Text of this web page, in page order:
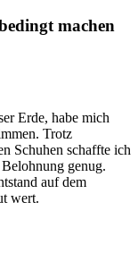
machen
Erde, habe mich
Trotz
Schuhen schaffte ich
genug.
auf dem
wert.